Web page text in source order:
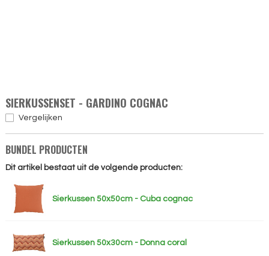
SIERKUSSENSET - GARDINO COGNAC
Vergelijken
BUNDEL PRODUCTEN
Dit artikel bestaat uit de volgende producten:
Sierkussen 50x50cm - Cuba cognac
Sierkussen 50x30cm - Donna coral